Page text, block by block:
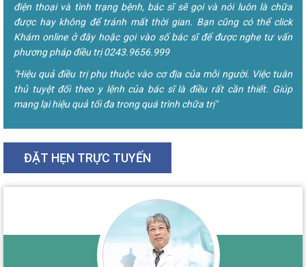
điện thoại và tình trạng bệnh, bác sĩ sẽ gọi và nói luôn là chữa
được hay không để tránh mất thời gian. Bạn cũng có thể click
Khám online ở đây hoặc gọi vào số bác sĩ để được nghe tư vấn
phương pháp điều trị 0243.9656.999
"Hiệu quả điều trị phụ thuộc vào cơ địa của mỗi người. Việc tuân
thủ tuyệt đối theo y lệnh của bác sĩ là điều rất cần thiết. Giúp
mang lại hiệu quả tối đa trong quá trình chữa trị"
ĐẶT HẸN TRỰC TUYẾN